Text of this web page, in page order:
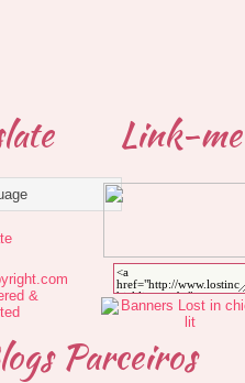
Link-me
Parceiros